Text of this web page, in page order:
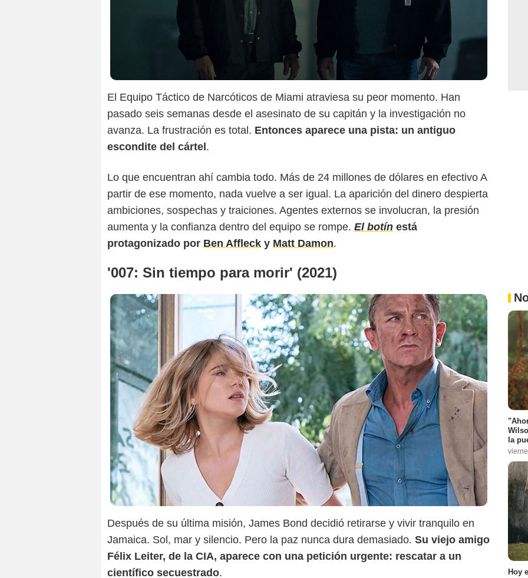
El Equipo Táctico de Narcóticos de Miami atraviesa su peor momento. Han
pasado seis semanas desde el asesinato de su capitán y la investigación no
avanza. La frustración es total. Entonces aparece una pista: un antiguo
escondite del cártel .
Lo que encuentran ahí cambia todo. Más de 24 millones de dólares en efectivo A
partir de ese momento, nada vuelve a ser igual. La aparición del dinero despierta
ambiciones, sospechas y traiciones. Agentes externos se involucran, la presión
aumenta y la confianza dentro del equipo se rompe. El botín está
protagonizado por Ben Affleck y Matt Damon.
'007: Sin tiempo para morir' (2021)
Después de su última misión, James Bond decidió retirarse y vivir tranquilo en
Jamaica. Sol, mar y silencio. Pero la paz nunca dura demasiado. Su viejo amigo
Félix Leiter, de la CIA, aparece con una petición urgente: rescatar a un
científico secuestrado.
la
Hoy